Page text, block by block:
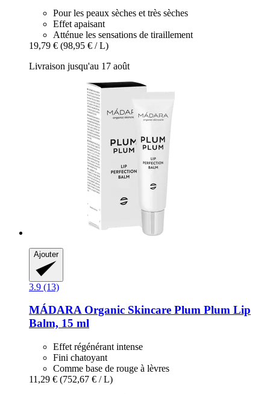
Pour les peaux sèches et très sèches
Effet apaisant
Atténue les sensations de tiraillement
19,79 € (98,95 € / L)
Livraison jusqu'au 17 août
Ajouter
3.9 (13)
MÁDARA Organic Skincare Plum Plum Lip
Balm, 15 ml
Effet régénérant intense
Fini chatoyant
Comme base de rouge à lèvres
11,29 € (752,67 € / L)